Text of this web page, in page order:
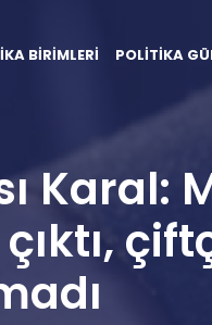
BİRİMLERİ POLİTİKA
Karal: